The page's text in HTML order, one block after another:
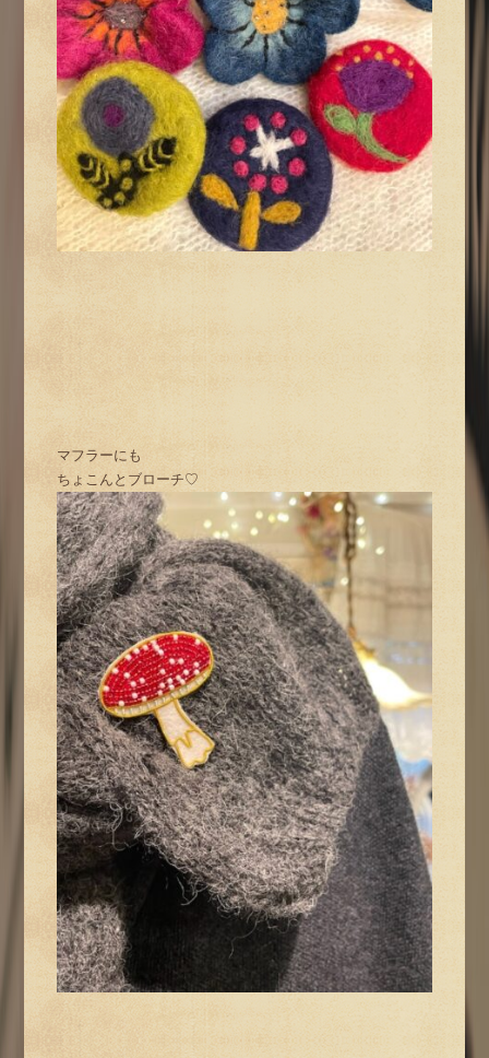
マフラーにも
ちょこんとブローチ♡